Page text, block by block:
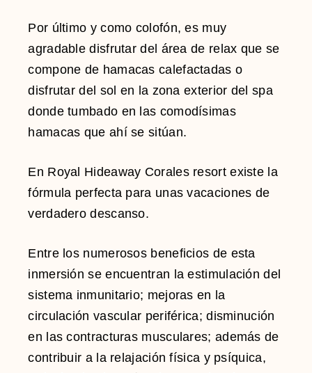
Por último y como colofón, es muy
agradable disfrutar del área de relax que se
compone de hamacas calefactadas o
disfrutar del sol en la zona exterior del spa
donde tumbado en las comodísimas
hamacas que ahí se sitúan.
En Royal Hideaway Corales resort existe la
fórmula perfecta para unas vacaciones de
verdadero descanso.
Entre los numerosos beneficios de esta
inmersión se encuentran la estimulación del
sistema inmunitario; mejoras en la
circulación vascular periférica; disminución
en las contracturas musculares; además de
contribuir a la relajación física y psíquica,